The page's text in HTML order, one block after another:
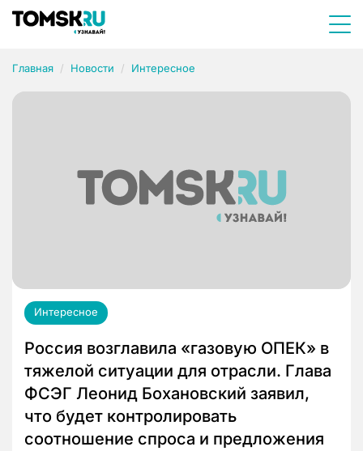
Главная Новости Интересное
Интересное
Россия возглавила «газовую ОПЕК» в
тяжелой ситуации для отрасли. Глава
ФСЭГ Леонид Бохановский заявил,
что будет контролировать
соотношение спроса и предложения